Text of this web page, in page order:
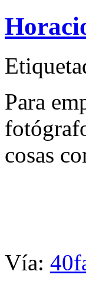
Para
cosas
Vía: